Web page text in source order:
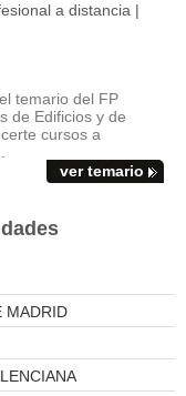
a distancia |
temario del FP
de Edificios y de
cursos a
ver temario
MADRID